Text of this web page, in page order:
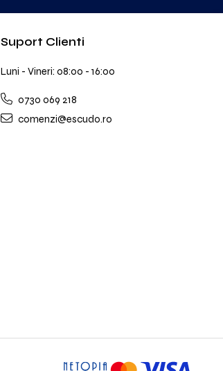
Suport Clienti
Luni - Vineri: 08:00 - 16:00
0730 069 218
comenzi@escudo.ro